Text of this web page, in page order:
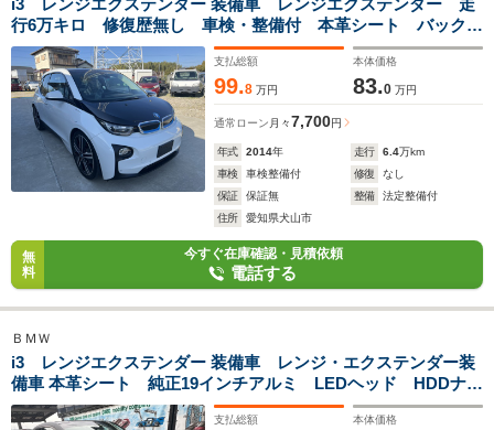
i3 レンジエクステンダー 装備車 レンジエクステンダー 走
行6万キロ 修復歴無し 車検・整備付 本革シート バックカ
メラ HDDナビ ETC
支払総額
99.8 万円
本体価格
83.0 万円
通常ローン 月々7,700円
年式 2014年 走行 6.4万km
車検
車検整備付 修復
なし
保証
保証無 整備
法定整備付
住所
愛知県犬山市
無
料
今すぐ在庫確認・見積依頼
電話する
ＢＭＷ
i3 レンジエクステンダー 装備車 レンジ・エクステンダー装
備車 本革シート 純正19インチアルミ LEDヘッド HDDナ
ビ バックカメラ ETC
支払総額 本体価格